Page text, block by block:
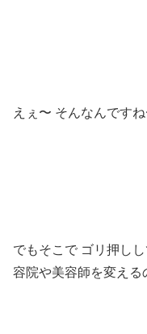
えぇ〜 そんなんです
でもそこで ゴリ押し
容院や美容師を変える